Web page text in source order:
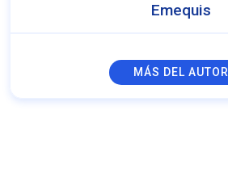
Emequis
MÁS DEL AUTOR